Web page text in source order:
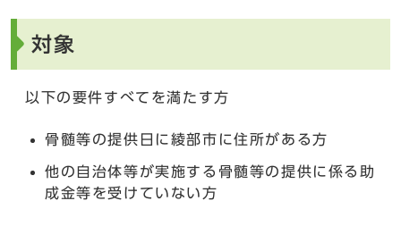
対象
以下の要件すべてを満たす方
骨髄等の提供日に綾部市に住所がある方
他の自治体等が実施する骨髄等の提供に係る助
成金等を受けていない方